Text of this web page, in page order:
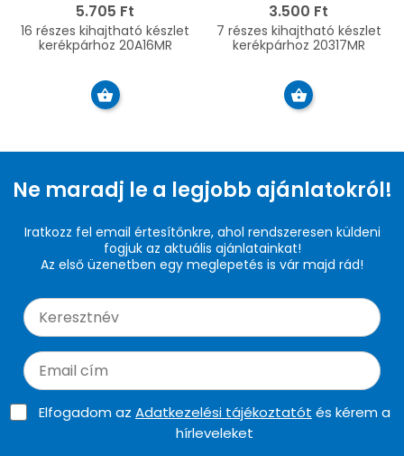
5.705 Ft
16 részes kihajtható készlet
kerékpárhoz 20A16MR
3.500 Ft
7 részes kihajtható készlet
kerékpárhoz 20317MR
Ne maradj le a legjobb ajánlatokról!
Iratkozz fel email értesítőnkre, ahol rendszeresen küldeni
fogjuk az aktuális ajánlatainkat!
Az első üzenetben egy meglepetés is vár majd rád!
Elfogadom az Adatkezelési tájékoztatót és kérem a
hírleveleket